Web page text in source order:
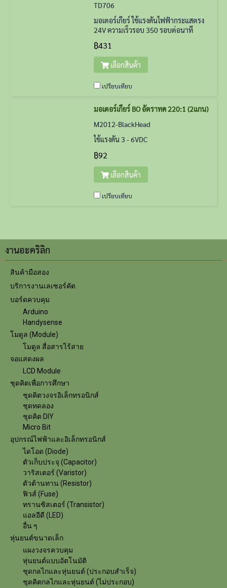
TD706
มอเตอร์เกียร์ ใช้แรงดันไฟฟ้ากระแสตรง
24V ความเร็วรอบ 350 รอบต่อนาที
฿431
เลือกสินค้า
เปรียบเทียบ
มอเตอร์เกียร์ BO อัตราทด 220:1 (2แกน)
M2012-BlackHead
ใช้แรงดัน 3 - 6VDC
฿92
เลือกสินค้า
เปรียบเทียบ
งานอะคริลิก
สินค้ามือสอง
บริการงานเลเซอร์คัต
บอร์ดควบคุม
Arduino
Handysense
โมดูล (Module)
โมดูล สื่อสารไร้สาย
จอแสดงผล
LCD Module
ชุดคิตเพื่อการศึกษา
ชุดคิตวงจรอิเล็กทรอนิกส์
ชุดทดลอง
ชุดคิต DIY
Micro Bit
อุปกรณ์ไฟฟ้าและอิเล็กทรอนิกส์
ไดโอด (Diode)
ตัวเก็บประจุ (Capacitor)
วาริสเตอร์ (Varistor)
ตัวต้านทาน (Resistor)
ฟิวส์ (Fuse)
ทรานซิสเตอร์ (Transistor)
แอลอีดี (LED)
อื่น ๆ
หุ่นยนต์ขนาดเล็ก
แผงวงจรควบคุม
หุ่นยนต์แบบอัตโนมัติ
ชุดกลไกและหุ่นยนต์ (ประกอบสำเร็จ)
ชุดคิตกลไกและหุ่นยนต์ (ไม่ประกอบ)